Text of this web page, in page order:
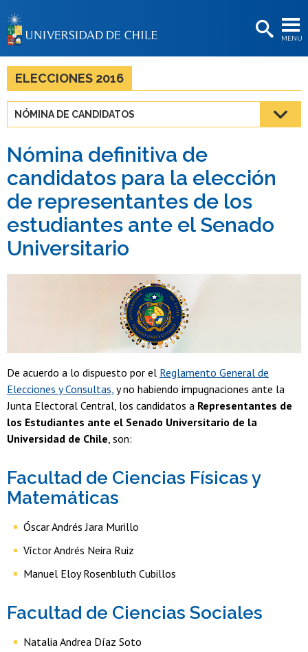
MENÚ
BIBLIOTECAS
LA UNIVERSIDAD
Estudiantes
Académicas/os
Funcionarias/os
Egresadas/os
ELECCIONES 2016
NÓMINA DE CANDIDATOS
Nómina definitiva de
candidatos para la elección
de representantes de los
estudiantes ante el Senado
Universitario
De acuerdo a lo dispuesto por el Reglamento General de
Elecciones y Consultas, y no habiendo impugnaciones ante la
Junta Electoral Central, los candidatos a Representantes de
los Estudiantes ante el Senado Universitario de la
Universidad de Chile , son:
Facultad de Ciencias Físicas y
Matemáticas
Óscar Andrés Jara Murillo
Víctor Andrés Neira Ruiz
Manuel Eloy Rosenbluth Cubillos
Facultad de Ciencias Sociales
Natalia Andrea Díaz Soto